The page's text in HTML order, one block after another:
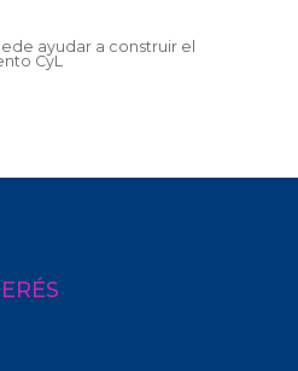
ayudar a construir el
CyL